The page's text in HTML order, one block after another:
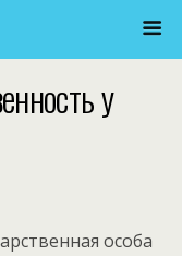
у
особа